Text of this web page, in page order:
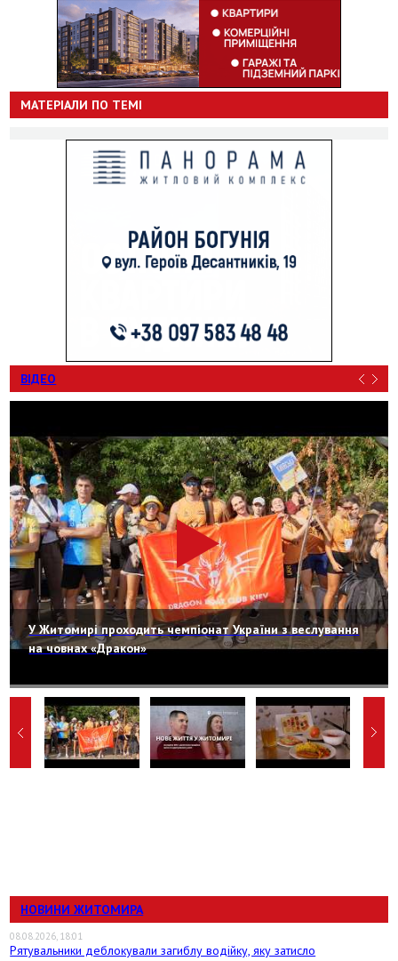
МАТЕРІАЛИ ПО ТЕМІ
ВІДЕО
У Житомирі проходить чемпіонат України з веслування
на човнах «Дракон»
НОВИНИ ЖИТОМИРА
08.08.2026, 18:01
Рятувальники деблокували загиблу водійку, яку затисло